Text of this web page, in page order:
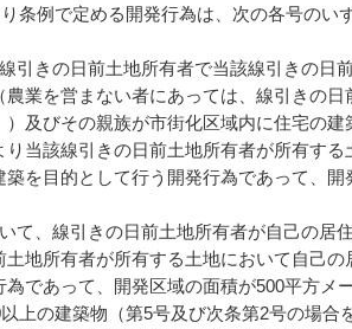
条例で定める開発行為は、次の各号のい
引きの日前土地所有者で当該線引きの日
業を営まない者にあっては、線引きの
及びその親族が市街化区域内に住宅の
当該線引きの日前土地所有者が所有す
を目的として行う開発行為であって、開
て、線引きの日前土地所有者が自己の居
地所有者が所有する土地において自己の
であって、開発区域の面積が500平方メ
上の建築物（第5号及び次条第2号の場合